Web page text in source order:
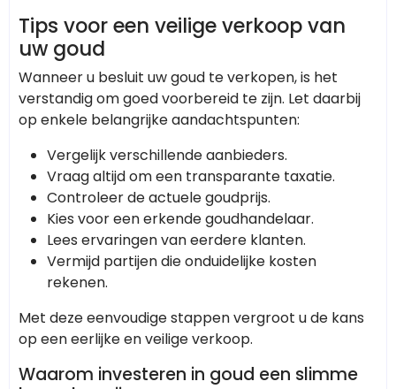
Tips voor een veilige verkoop van
uw goud
Wanneer u besluit uw goud te verkopen, is het
verstandig om goed voorbereid te zijn. Let daarbij
op enkele belangrijke aandachtspunten:
Vergelijk verschillende aanbieders.
Vraag altijd om een transparante taxatie.
Controleer de actuele goudprijs.
Kies voor een erkende goudhandelaar.
Lees ervaringen van eerdere klanten.
Vermijd partijen die onduidelijke kosten
rekenen.
Met deze eenvoudige stappen vergroot u de kans
op een eerlijke en veilige verkoop.
Waarom investeren in goud een slimme